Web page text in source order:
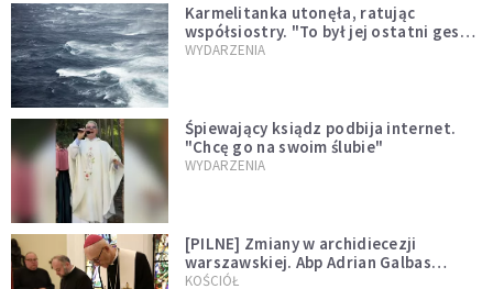
Karmelitanka utonęła, ratując
współsiostry. "To był jej ostatni gest
miłości"
WYDARZENIA
Śpiewający ksiądz podbija internet.
"Chcę go na swoim ślubie"
WYDARZENIA
[PILNE] Zmiany w archidiecezji
warszawskiej. Abp Adrian Galbas
wręczył dekrety nowym proboszczom
KOŚCIÓŁ